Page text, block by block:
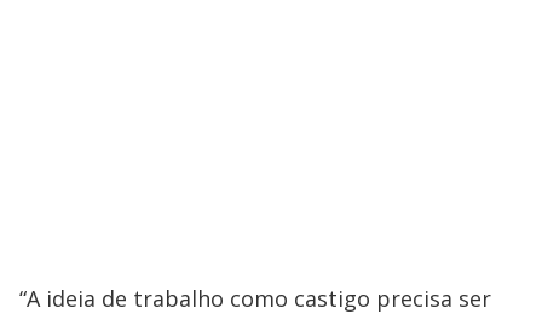
“A ideia de trabalho como castigo precisa ser